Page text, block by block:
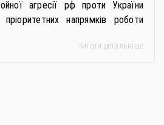
агресії рф проти України
напрямків роботи
використання дітей у
Читати детальніше